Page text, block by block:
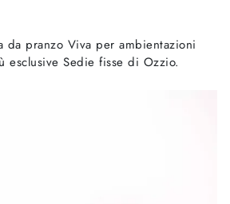
da pranzo Viva per ambientazioni
esclusive Sedie fisse di Ozzio.